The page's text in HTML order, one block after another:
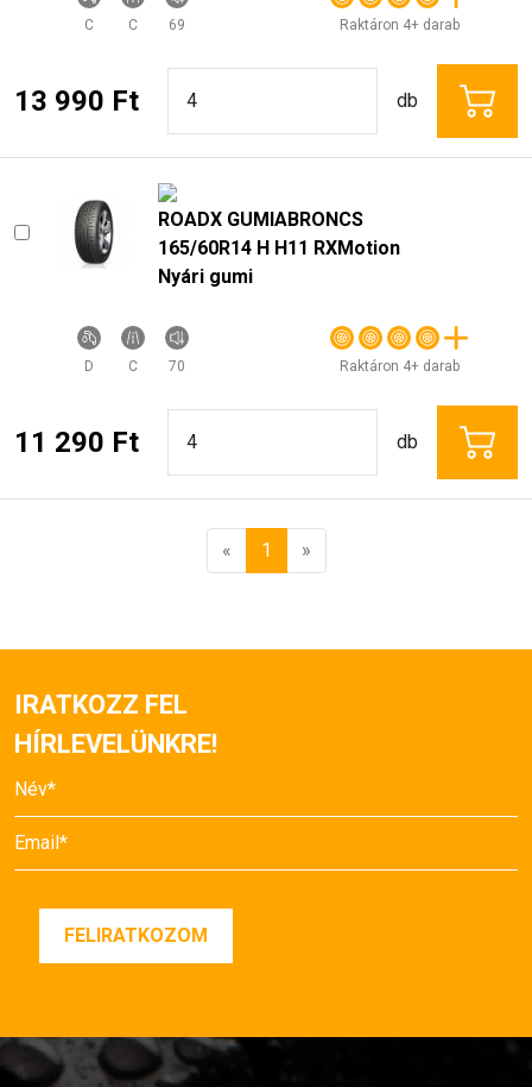
C C 69 Raktáron 4+ darab
13 990 Ft db
ROADX GUMIABRONCS
165/60R14 H H11 RXMotion
Nyári gumi
D C 70 Raktáron 4+ darab
11 290 Ft db
« 1 »
IRATKOZZ FEL
HÍRLEVELÜNKRE!